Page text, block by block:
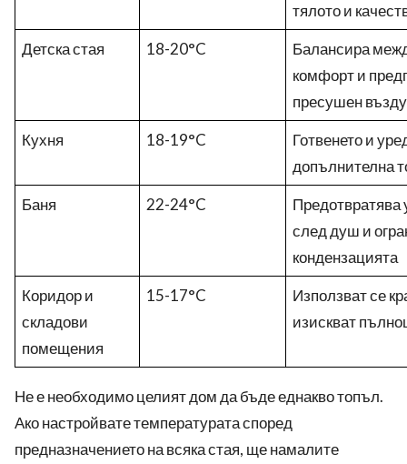
тялото и
Детска стая
18-20°C
Балансира
комфорт и
пресушен
Кухня
18-19°C
Готвенето и
допълнителна
Баня
22-24°C
Предотвратява
след душ и
кондензацията
Коридор и
складови
помещения
15-17°C
Използват се
изискват
Не е необходимо целият дом да бъде еднакво топъл.
Ако настройвате температурата според
предназначението на всяка стая, ще намалите